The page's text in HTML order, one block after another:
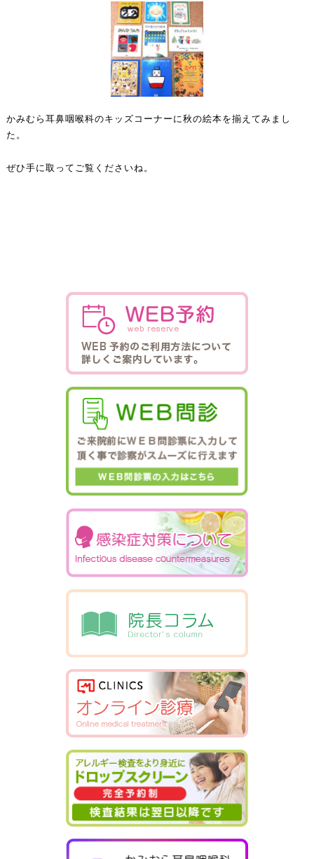
かみむら耳鼻咽喉科のキッズコーナーに秋の絵本を揃えてみまし
た。
ぜひ手に取ってご覧くださいね。